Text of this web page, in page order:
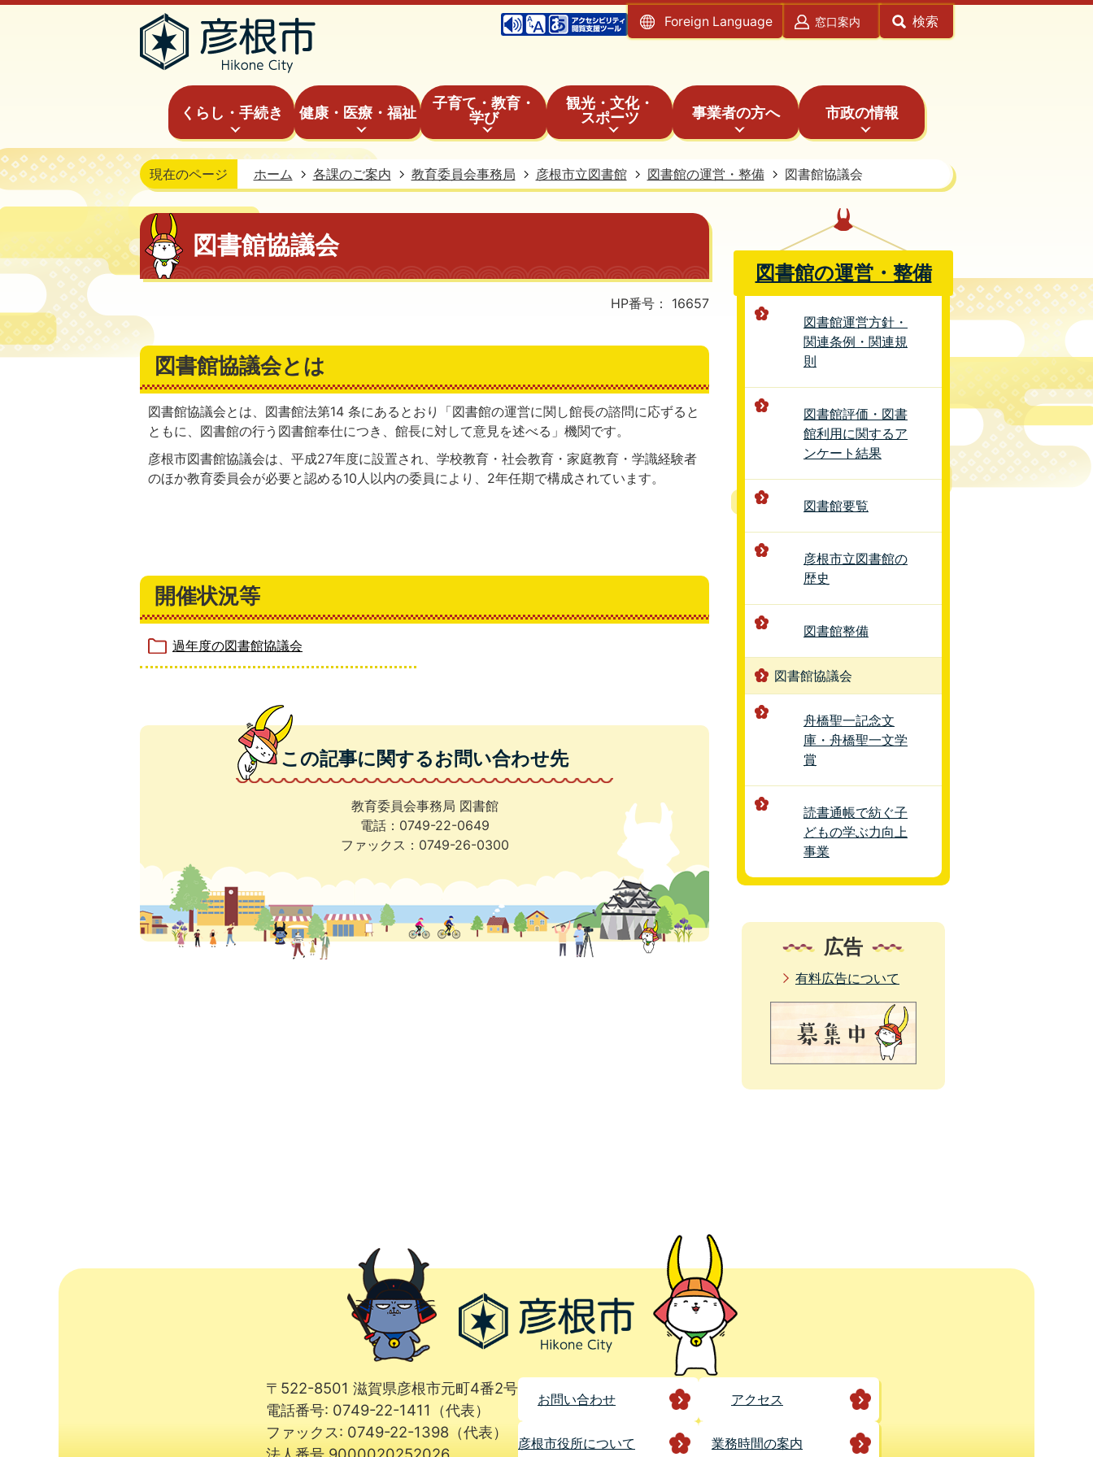
Foreign Language 窓口案内 検索
くらし・手続き 健康・医療・福祉
子育て・教育・
学び
観光・文化・
スポーツ
事業者の方へ 市政の情報
現在のページ ホーム 各課のご案内 教育委員会事務局 彦根市立図書館 図書館の運営・整備 図書館協議会
図書館協議会
HP番号： 16657
図書館協議会とは
図書館協議会とは、図書館法第14 条にあるとおり「図書館の運営に関し館長の諮問に応ずると
ともに、図書館の行う図書館奉仕につき、館長に対して意見を述べる」機関です。
彦根市図書館協議会は、平成27年度に設置され、学校教育・社会教育・家庭教育・学識経験者
のほか教育委員会が必要と認める10人以内の委員により、2年任期で構成されています。
開催状況等
過年度の図書館協議会
この記事に関するお問い合わせ先
教育委員会事務局 図書館
電話：0749-22-0649
ファックス：0749-26-0300
図書館の運営・整備
図書館運営方針・
関連条例・関連規
則
図書館評価・図書
館利用に関するア
ンケート結果
図書館要覧
彦根市立図書館の
歴史
図書館整備
図書館協議会
舟橋聖一記念文
庫・舟橋聖一文学
賞
読書通帳で紡ぐ子
どもの学ぶ力向上
事業
広告
有料広告について
〒522-8501 滋賀県彦根市元町4番2号
電話番号: 0749-22-1411（代表）
ファックス: 0749-22-1398（代表）
お問い合わせ アクセス
彦根市役所について 業務時間の案内